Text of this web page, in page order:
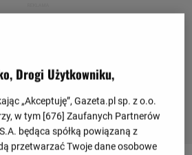
Drogi Użytkowniku,
„Akceptuję”, Gazeta.pl sp. z o.o.
w tym [676] Zaufanych Partnerów
będąca spółką powiązaną z
przetwarzać Twoje dane osobowe